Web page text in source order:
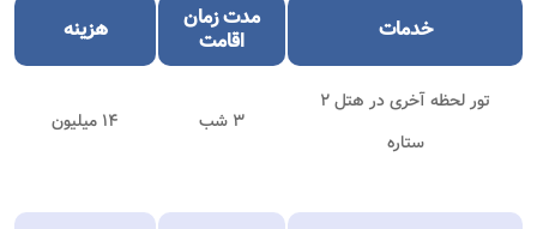
خدمات
مدت زمان
اقامت
هزینه
تور لحظه آخری در هتل ۲
ستاره
۳ شب ۱۴ میلیون